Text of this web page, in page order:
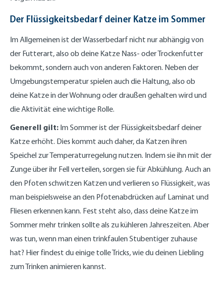
Der Flüssigkeitsbedarf deiner Katze im Sommer
Im Allgemeinen ist der Wasserbedarf nicht nur abhängig von
der Futterart, also ob deine Katze Nass- oder Trockenfutter
bekommt, sondern auch von anderen Faktoren. Neben der
Umgebungstemperatur spielen auch die Haltung, also ob
deine Katze in der Wohnung oder draußen gehalten wird und
die Aktivität eine wichtige Rolle.
Generell gilt: Im Sommer ist der Flüssigkeitsbedarf deiner
Katze erhöht. Dies kommt auch daher, da Katzen ihren
Speichel zur Temperaturregelung nutzen. Indem sie ihn mit der
Zunge über ihr Fell verteilen, sorgen sie für Abkühlung. Auch an
den Pfoten schwitzen Katzen und verlieren so Flüssigkeit, was
man beispielsweise an den Pfotenabdrücken auf Laminat und
Fliesen erkennen kann. Fest steht also, dass deine Katze im
Sommer mehr trinken sollte als zu kühleren Jahreszeiten. Aber
was tun, wenn man einen trinkfaulen Stubentiger zuhause
hat? Hier findest du einige tolle Tricks, wie du deinen Liebling
zum Trinken animieren kannst.